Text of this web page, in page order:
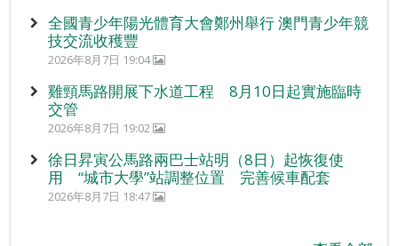
全國青少年陽光體育大會鄭州舉行 澳門青少年競
技交流收穫豐
2026年8月7日 19:04
雞頸馬路開展下水道工程 8月10日起實施臨時
交管
2026年8月7日 19:02
徐日昇寅公馬路兩巴士站明（8日）起恢復使
用 “城市大學”站調整位置 完善候車配套
2026年8月7日 18:47